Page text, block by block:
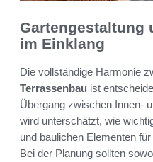
Gartengestaltung
im Einklang
Die vollständige Harmonie
Terrassenbau ist
Übergang zwischen Innen-
wird unterschätzt, wie
und baulichen Elementen
Bei der Planung sollten